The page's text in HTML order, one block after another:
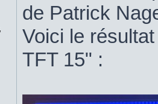
de Patrick
Voici le
TFT 15" :